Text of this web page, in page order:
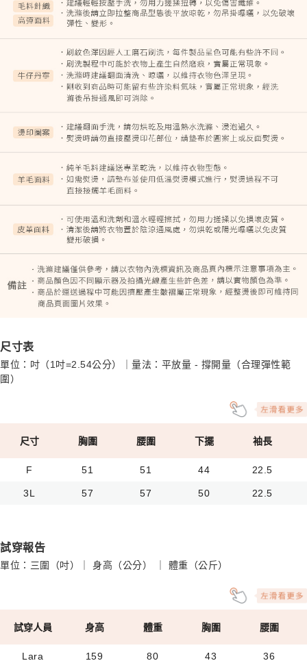
尺寸表
單位：吋（1吋=2.54公分）｜量法：平放量 - 撐開量（合理彈性範
圍）
尺寸 胸圍 腰圍 下擺 袖長
F 51 51 44 22.5
3L 57 57 50 22.5
試穿報告
單位：三圍（吋）｜ 身高（公分） ｜ 體重（公斤）
試穿人員 身高 體重 胸圍 腰圍
Lara 159 80 43 36